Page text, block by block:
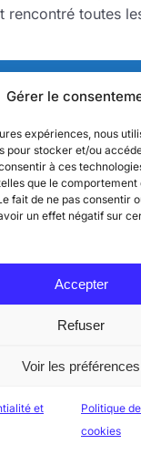
Gérer le
expériences, nous
pour stocker et/ou
à ces
que le comportement
fait de ne pas consentir
un effet négatif sur
Accepter
Refuser
Voir les préférences
et
Politique
cookies
rencontré toutes
devis
soi-
batardeau
contreplaqué et
une alerte,